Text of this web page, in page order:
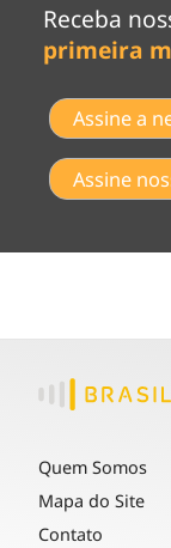
Receba
primeira
Assine a
Assine
Quem Somos
Mapa do Site
Contato